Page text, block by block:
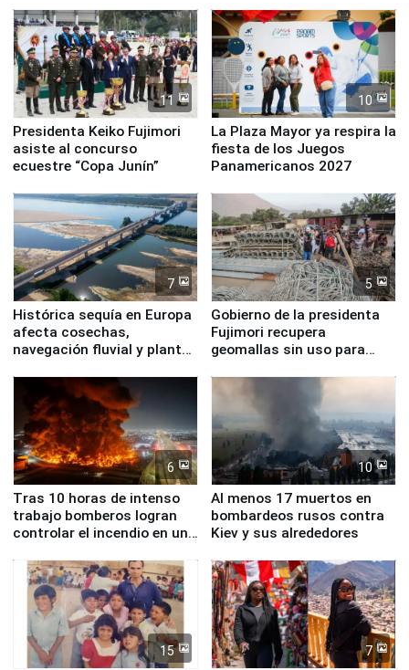
11
Presidenta Keiko Fujimori
asiste al concurso
ecuestre “Copa Junín”
10
La Plaza Mayor ya respira la
fiesta de los Juegos
Panamericanos 2027
7
Histórica sequía en Europa
afecta cosechas,
navegación fluvial y plantas
5
Gobierno de la presidenta
Fujimori recupera
geomallas sin uso para
Fenómeno El Niño
6
Tras 10 horas de intenso
trabajo bomberos logran
controlar el incendio en una
de Chile
10
Al menos 17 muertos en
bombardeos rusos contra
Kiev y sus alrededores
15 7